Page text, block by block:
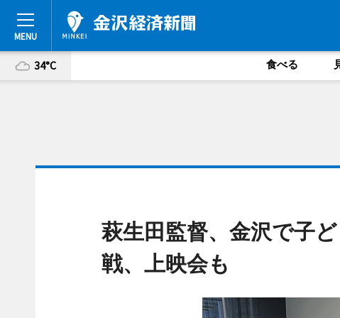
34°C 食べる
萩生田監督、金沢で子
戦、上映会も